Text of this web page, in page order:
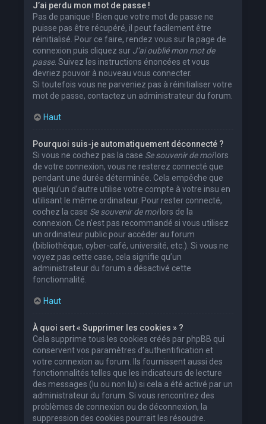
J’ai perdu mon mot de passe !
Pas de panique ! Bien que votre mot de passe ne
puisse pas être récupéré, il peut facilement être
réinitialisé. Pour ce faire, rendez vous sur la page de
connexion puis cliquez sur J’ai oublié mon mot de
passe. Suivez les instructions énoncées et vous
devriez pouvoir à nouveau vous connecter.
Si toutefois vous ne parveniez pas à réinitialiser votre
mot de passe, contactez un administrateur du forum.
Haut
Pourquoi suis-je automatiquement déconnecté ?
Si vous ne cochez pas la case Se souvenir de moilors
de votre connexion, vous ne resterez connecté que
pendant une durée déterminée. Cela empêche que
quelqu’un d’autre utilise votre compte à votre insu en
utilisant le même ordinateur. Pour rester connecté,
cochez la case Se souvenir de moilors de la
connexion. Ce n’est pas recommandé si vous utilisez
un ordinateur public pour accéder au forum
(bibliothèque, cyber-café, université, etc.). Si vous ne
voyez pas cette case, cela signifie qu’un
administrateur du forum a désactivé cette
fonctionnalité.
Haut
À quoi sert « Supprimer les cookies » ?
Cela supprime tous les cookies créés par phpBB qui
conservent vos paramètres d’authentification et
votre connexion au forum. Ils fournissent aussi des
fonctionnalités telles que les indicateurs de lecture
des messages (lu ou non lu) si cela a été activé par un
administrateur du forum. Si vous rencontrez des
problèmes de connexion ou de déconnexion, la
suppression des cookies pourrait les résoudre.